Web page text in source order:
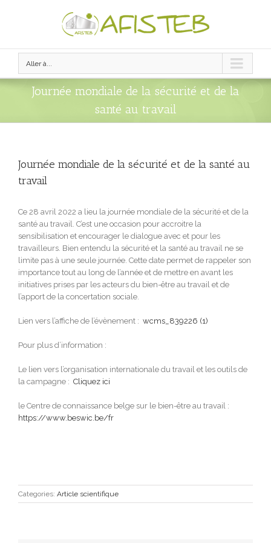
Aller à...
Journée mondiale de la sécurité et de la
santé au travail
Journée mondiale de la sécurité et de la santé au
travail
Ce 28 avril 2022 a lieu la journée mondiale de la sécurité et de la
santé au travail. C’est une occasion pour accroitre la
sensibilisation et encourager le dialogue avec et pour les
travailleurs. Bien entendu la sécurité et la santé au travail ne se
limite pas à une seule journée. Cette date permet de rappeler son
importance tout au long de l’année et de mettre en avant les
initiatives prises par les acteurs du bien-être au travail et de
l’apport de la concertation sociale.
Lien vers l’affiche de l’évènement : wcms_839226 (1)
Pour plus d’information :
Le lien vers l’organisation internationale du travail et les outils de
la campagne : Cliquez ici
le Centre de connaissance belge sur le bien-être au travail :
https://www.beswic.be/fr
Categories: Article scientifique